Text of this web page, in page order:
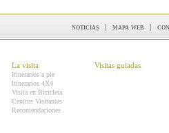
noticias | mapa web |
La visita
Itinerarios a pie
Itinerarios 4X4
Visita en Bicicleta
Centros Visitantes
Recomendaciones
Visitas guiadas